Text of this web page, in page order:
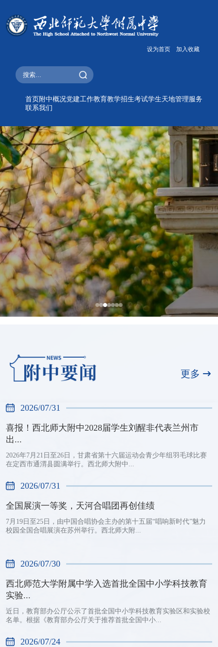
设为首页 加入收藏
首页 附中概况党建工作教育教学招生考试学生天地管理服务
联系我们
更多
喜报！西北师大附中2028届学生刘醒非
代表兰州市出战甘肃省第十六届运动会
青少年组羽毛球比赛
2026/07/31
喜报！西北师大附中2028届学生刘醒非代表兰州市
出...
2026年7月21日至26日，甘肃省第十六届运动会青少年组羽毛球比赛
在定西市通渭县圆满举行。西北师大附中...
2026/07/31
全国展演一等奖，天河合唱团再创佳绩
7月19日至25日，由中国合唱协会主办的第十五届“唱响新时代”魅力
校园全国合唱展演在苏州举行。西北师大附...
2026/07/30
西北师范大学附属中学入选首批全国中小学科技教育
实验...
近日，教育部办公厅公示了首批全国中小学科技教育实验区和实验校
名单。根据《教育部办公厅关于推荐首批全国中小...
2026/07/24